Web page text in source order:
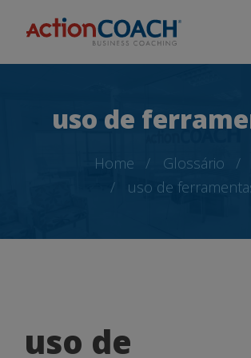
uso de
Home Glossário
uso de
uso
uso de